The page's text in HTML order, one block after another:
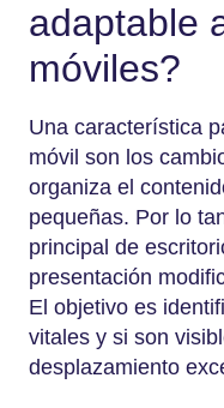
adaptable
móviles?
Una característica
móvil son los
organiza el
pequeñas. Por lo
principal de
presentación
El objetivo es
vitales y si son
desplazamiento